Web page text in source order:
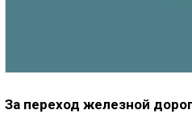
За переход железной